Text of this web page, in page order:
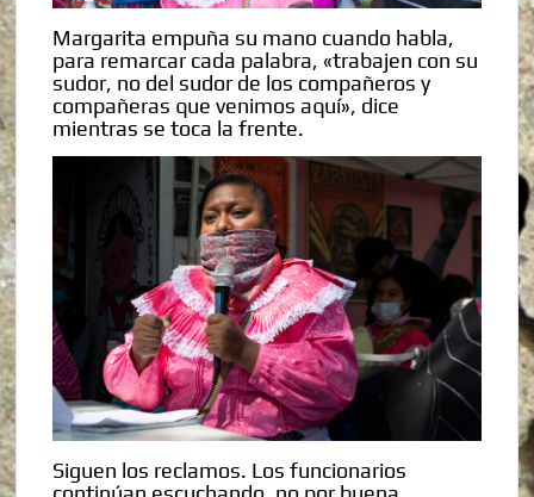
Margarita empuña su mano cuando habla,
para remarcar cada palabra, «trabajen con su
sudor, no del sudor de los compañeros y
compañeras que venimos aquí», dice
mientras se toca la frente.
Siguen los reclamos. Los funcionarios